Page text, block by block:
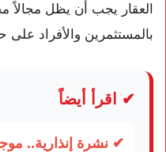
العقار يجب أن يظل مجالاً
بالمستثمرين والأفراد على
✔ اقرأ أيضاً